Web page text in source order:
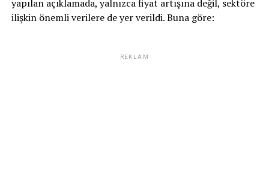
yapılan açıklamada, yalnızca fiyat artışına değil, sektöre
ilişkin önemli verilere de yer verildi. Buna göre:
REKLAM